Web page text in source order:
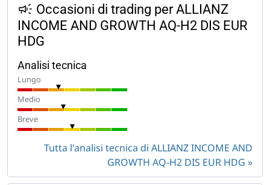
Occasioni di trading per ALLIANZ
INCOME AND GROWTH AQ-H2 DIS EUR
HDG
Analisi tecnica
Lungo
Medio
Breve
Tutta l'analisi tecnica di ALLIANZ INCOME AND
GROWTH AQ-H2 DIS EUR HDG